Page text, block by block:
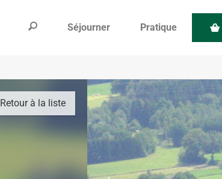
Séjourner Pratique
Retour à la liste